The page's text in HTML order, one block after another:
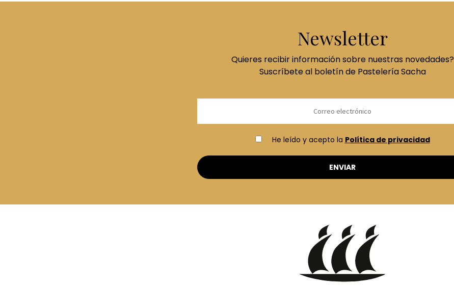
Newsletter
Quieres recibir información sobre nuestras novedades?
Suscríbete al boletín de Pastelería Sacha
He leído y acepto la Política de privacidad